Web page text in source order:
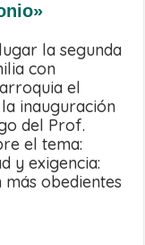
la segunda
con
el
inauguración
del Prof.
el tema:
y exigencia:
obedientes